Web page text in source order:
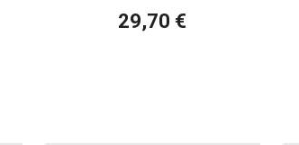
29,70 €